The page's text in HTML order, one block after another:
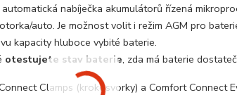
nabíječka akumulátorů řízená
auto. Je možnost volit i režim AGM pro
kapacity hluboce vybité baterie.
otestujete stav baterie, zda má baterie
Clamps (krokosvorky) a Comfort Connect